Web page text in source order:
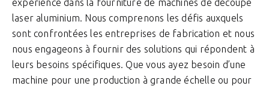
expérience dans la fourniture de machines de découpe
laser aluminium. Nous comprenons les défis auxquels
sont confrontées les entreprises de fabrication et nous
nous engageons à fournir des solutions qui répondent à
leurs besoins spécifiques. Que vous ayez besoin d’une
machine pour une production à grande échelle ou pour